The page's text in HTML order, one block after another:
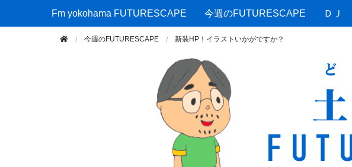
Fm yokohama FUTURESCAPE
Fm yokohama FUTURESCAPE 今週のFUTURESCAPE ＤＪ
今週のFUTURESCAPE 新装HP！イラストいかがですか？